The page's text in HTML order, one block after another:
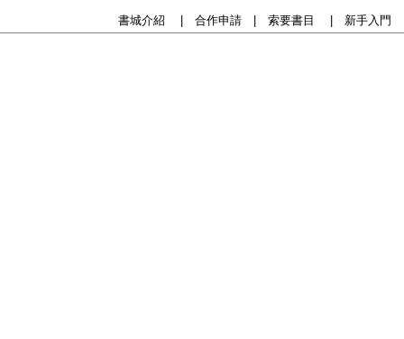
書城介紹 合作申請| 索要書目 新手入門